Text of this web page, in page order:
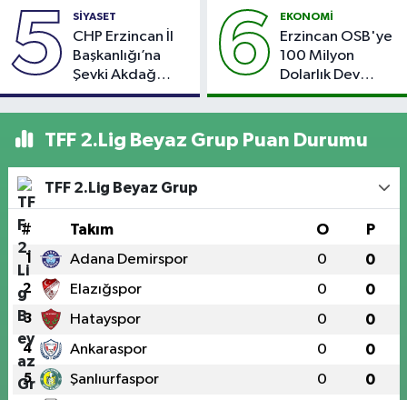
5 SİYASET
CHP Erzincan İl
Başkanlığı’na
Şevki Akdağ
Atandı!
6 EKONOMİ
Erzincan OSB'ye
100 Milyon
Dolarlık Dev
Yatırım: Bin Kişiye
İstihdam
Hedefleniyor
TFF 2.Lig Beyaz Grup Puan Durumu
TFF 2.Lig Beyaz Grup
# Takım O P
1 Adana Demirspor 0 0
2 Elazığspor 0 0
3 Hatayspor 0 0
4 Ankaraspor 0 0
5 Şanlıurfaspor 0 0